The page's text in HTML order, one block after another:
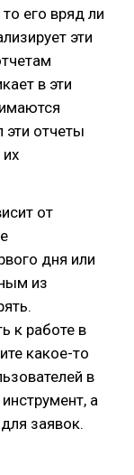
его вряд ли
эти
в эти
эти отчеты
от
дня или
из
к работе в
какое-то
в
а
заявок.